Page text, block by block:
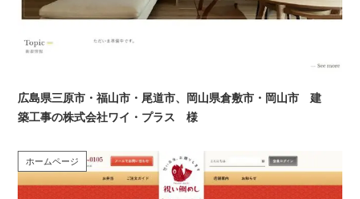
広島県三原市・福山市・尾道市、岡山県倉敷市・岡山市 建
築工事の株式会社ワイ・プラス 様
ホームページ